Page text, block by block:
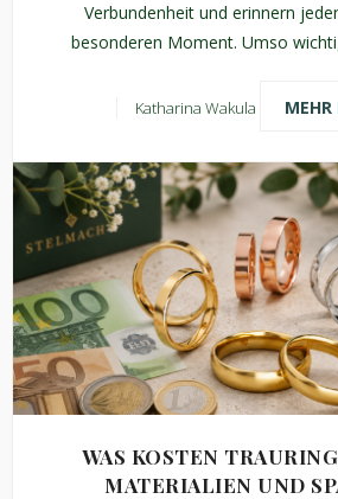
Verbundenheit und erinnern
besonderen Moment. Umso
Katharina Wakula MEHR
WAS KOSTEN
MATERIALIEN UND